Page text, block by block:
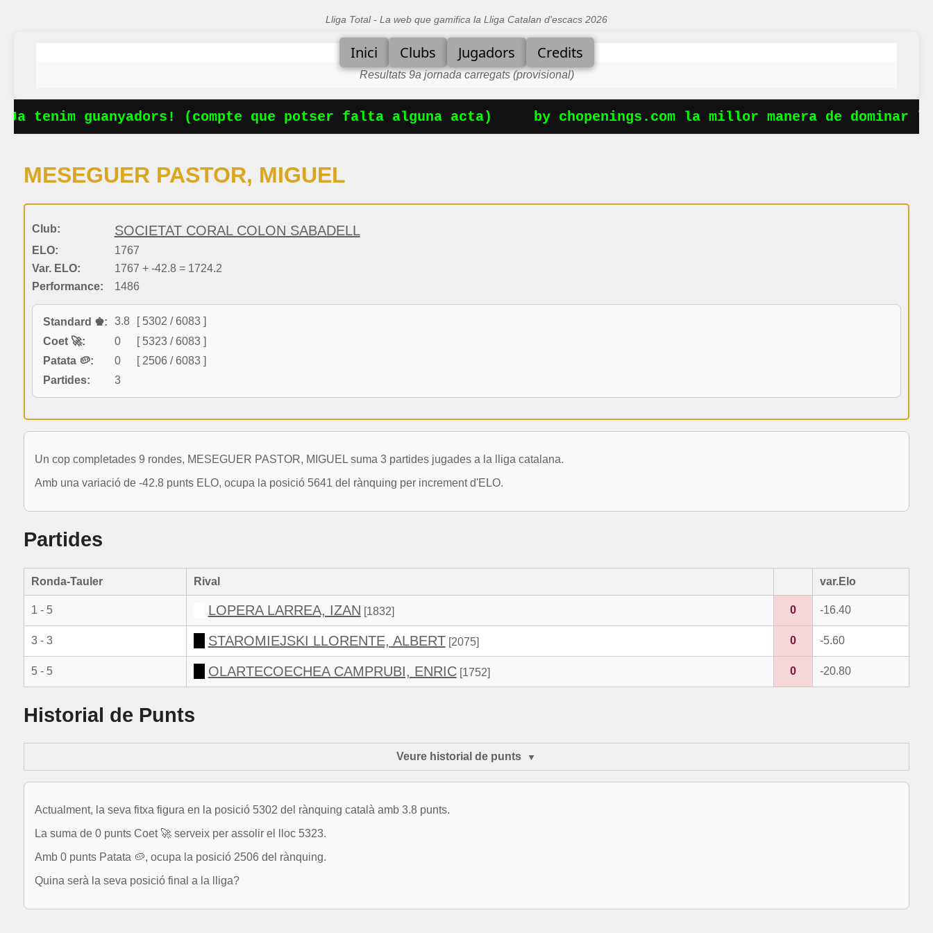
Lliga Total - La web que gamifica la Lliga Catalan d'escacs 2026
Inici Clubs Jugadors Credits
Resultats 9a jornada carregats (provisional)
tenim guanyadors! (compte que potser falta alguna acta) by chopenings.com la millor manera de dominar
MESEGUER PASTOR, MIGUEL
Club: SOCIETAT CORAL COLON SABADELL
ELO:
1767
Var. ELO:
1767 + -42.8 = 1724.2
Performance:
1486
Standard ♚: 3.8
[ 5302 / 6083 ]
Coet 🚀:
0
[ 5323 / 6083 ]
Patata 🥔:
0
[ 2506 / 6083 ]
Partides:
3
Un cop completades 9 rondes, MESEGUER PASTOR, MIGUEL suma 3 partides jugades a la lliga catalana.
Amb una variació de -42.8 punts ELO, ocupa la posició 5641 del rànquing per increment d'ELO.
Partides
Ronda-Tauler Rival var.Elo
1 - 5 LOPERA LARREA, IZAN [1832] 0 -16.40
3 - 3 STAROMIEJSKI LLORENTE, ALBERT [2075] 0 -5.60
5 - 5 OLARTECOECHEA CAMPRUBI, ENRIC[1752] 0 -20.80
Historial de Punts
Veure historial de punts
Actualment, la seva fitxa figura en la posició 5302 del rànquing català amb 3.8 punts.
La suma de 0 punts Coet 🚀 serveix per assolir el lloc 5323.
Amb 0 punts Patata 🥔, ocupa la posició 2506 del rànquing.
Quina serà la seva posició final a la lliga?